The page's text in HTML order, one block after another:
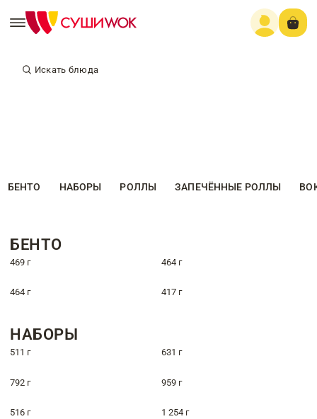
Искать блюда
БЕНТО НАБОРЫ РОЛЛЫ ЗАПЕЧЁННЫЕ РОЛЛЫ
БЕНТО
469 г 464 г
464 г 417 г
НАБОРЫ
511 г 631 г
792 г 959 г
516 г 1 254 г